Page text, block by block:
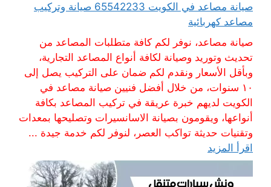
صيانة مصاعد في الكويت 65542233 صيانة وتركيب
مصاعد كهربائية
صيانة مصاعد، نوفر لكم كافة متطلبات المصاعد من
تحديث وتوريد وصيانة لكافة أنواع المصاعد التجارية،
وبأقل الأسعار ونقدم لكم ضمان على التركيب يصل إلى
١٠ سنوات، من خلال أفضل فنيين صيانة مصاعد في
الكويت لديهم خبرة عريقة في تركيب المصاعد بكافة
أنواعها، ويقومون بصيانة الاسانسيرات وتصليحها بمعدات
وتقنيات حديثة تواكب العصر، لنوفر لكم خدمة جيدة ...
اقرأ المزيد